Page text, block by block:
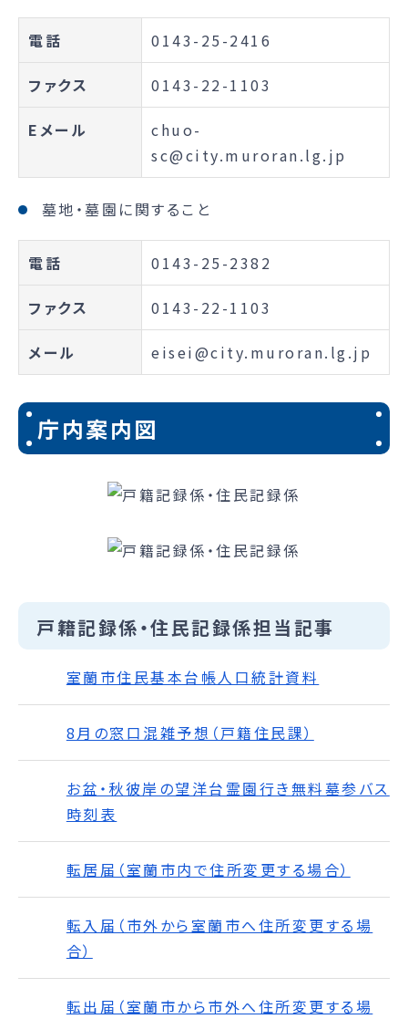
電話 0143-25-2416
ファクス 0143-22-1103
Eメール
chuo-
sc@city.muroran.lg.jp
墓地・墓園に関すること
電話 0143-25-2382
ファクス 0143-22-1103
メール eisei@city.muroran.lg.jp
庁内案内図
戸籍記録係・住民記録係担当記事
室蘭市住民基本台帳人口統計資料
8月の窓口混雑予想（戸籍住民課）
お盆・秋彼岸の望洋台霊園行き無料墓参バス
時刻表
転居届（室蘭市内で住所変更する場合）
転入届（市外から室蘭市へ住所変更する場
合）
転出届（室蘭市から市外へ住所変更する場